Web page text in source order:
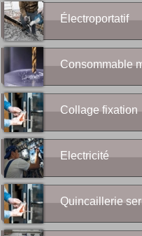
Électroportatif
Consommable
Collage fixation
Electricité
Quincaillerie